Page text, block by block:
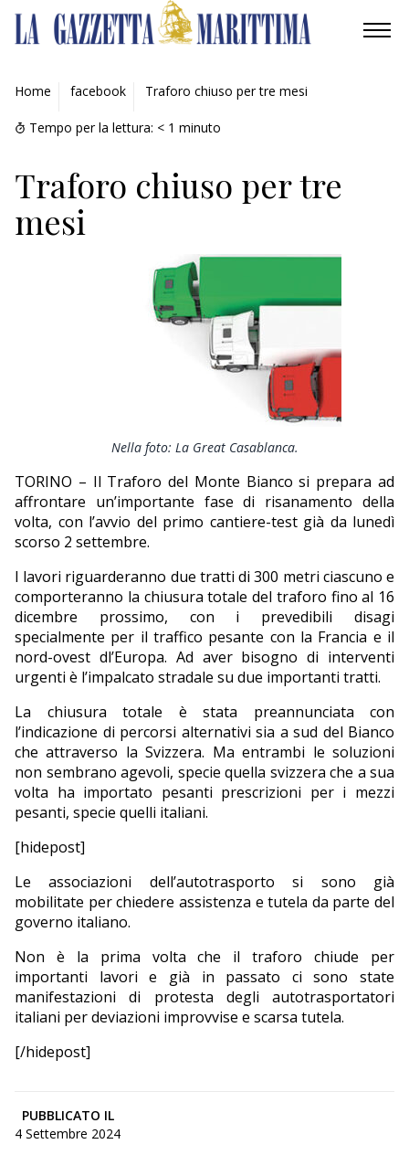
AMBIENTE
MOBILITÀ
INDUSTRIA
RICERCA
Home facebook Traforo chiuso per tre mesi
Tempo per la lettura: < 1 minuto
Traforo chiuso per tre
mesi
Nella foto: La Great Casablanca.
TORINO – Il Traforo del Monte Bianco si prepara ad
affrontare un’importante fase di risanamento della
volta, con l’avvio del primo cantiere-test già da lunedì
scorso 2 settembre.
I lavori riguarderanno due tratti di 300 metri ciascuno e
comporteranno la chiusura totale del traforo fino al 16
dicembre prossimo, con i prevedibili disagi
specialmente per il traffico pesante con la Francia e il
nord-ovest dl’Europa. Ad aver bisogno di interventi
urgenti è l’impalcato stradale su due importanti tratti.
La chiusura totale è stata preannunciata con
l’indicazione di percorsi alternativi sia a sud del Bianco
che attraverso la Svizzera. Ma entrambi le soluzioni
non sembrano agevoli, specie quella svizzera che a sua
volta ha importato pesanti prescrizioni per i mezzi
pesanti, specie quelli italiani.
[hidepost]
Le associazioni dell’autotrasporto si sono già
mobilitate per chiedere assistenza e tutela da parte del
governo italiano.
Non è la prima volta che il traforo chiude per
importanti lavori e già in passato ci sono state
manifestazioni di protesta degli autotrasportatori
italiani per deviazioni improvvise e scarsa tutela.
[/hidepost]
PUBBLICATO IL
4 Settembre 2024